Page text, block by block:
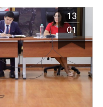
13
01